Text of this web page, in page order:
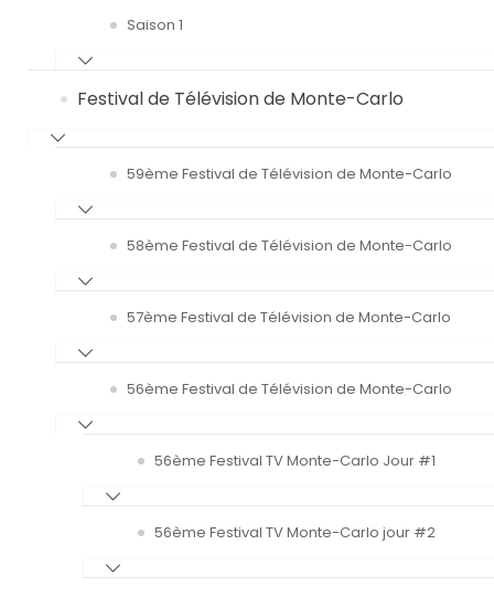
Saison 1
Festival de Télévision de Monte-Carlo
59ème Festival de Télévision de Monte-Carlo
58ème Festival de Télévision de Monte-Carlo
57ème Festival de Télévision de Monte-Carlo
56ème Festival de Télévision de Monte-Carlo
56ème Festival TV Monte-Carlo Jour #1
56ème Festival TV Monte-Carlo jour #2